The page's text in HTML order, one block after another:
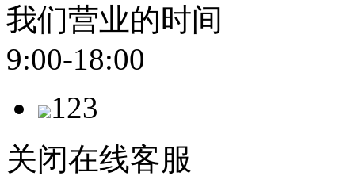
我们营业的时间
9:00-18:00
123
关闭在线客服